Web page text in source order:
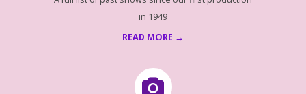
in 1949
READ MORE →